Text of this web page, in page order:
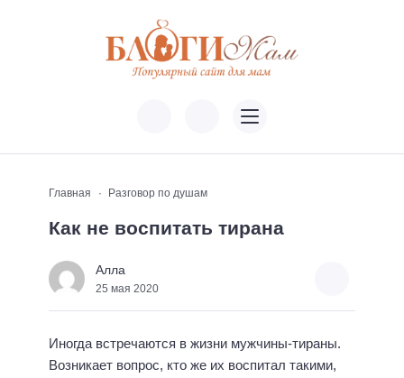
Главная Разговор по душам
Как не воспитать тирана
Алла
25 мая 2020
Иногда встречаются в жизни мужчины-тираны.
Возникает вопрос, кто же их воспитал такими,